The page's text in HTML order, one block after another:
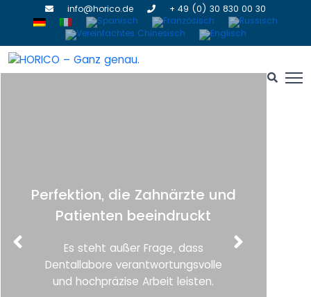
info@horico.de + 49 (0) 30 830 00 30
Perfektion, die Zahnärzte und
Patienten beeindruckt
Es steht außer Frage, dass
Dentallabore verantwortungsvolle
und hochpräzise Arbeit leisten.